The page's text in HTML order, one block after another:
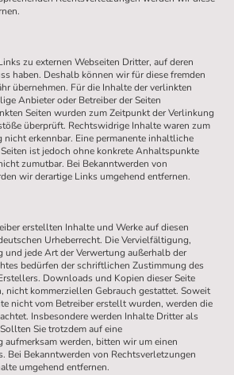
zu externen Webseiten Dritter, auf deren
haben. Deshalb können wir für diese fremden
übernehmen. Für die Inhalte der verlinkten
Anbieter oder Betreiber der Seiten
Seiten wurden zum Zeitpunkt der Verlinkung
überprüft. Rechtswidrige Inhalte waren zum
erkennbar. Eine permanente inhaltliche
ist jedoch ohne konkrete Anhaltspunkte
zumutbar. Bei Bekanntwerden von
wir derartige Links umgehend entfernen.
erstellten Inhalte und Werke auf diesen
Urheberrecht. Die Vervielfältigung,
und jede Art der Verwertung außerhalb der
bedürfen der schriftlichen Zustimmung des
Downloads und Kopien dieser Seite
nicht kommerziellen Gebrauch gestattet. Soweit
nicht vom Betreiber erstellt wurden, werden die
Insbesondere werden Inhalte Dritter als
Sie trotzdem auf eine
aufmerksam werden, bitten wir um einen
Bei Bekanntwerden von Rechtsverletzungen
umgehend entfernen.